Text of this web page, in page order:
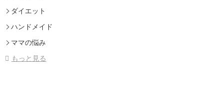
ダイエット
ハンドメイド
ママの悩み
もっと見る